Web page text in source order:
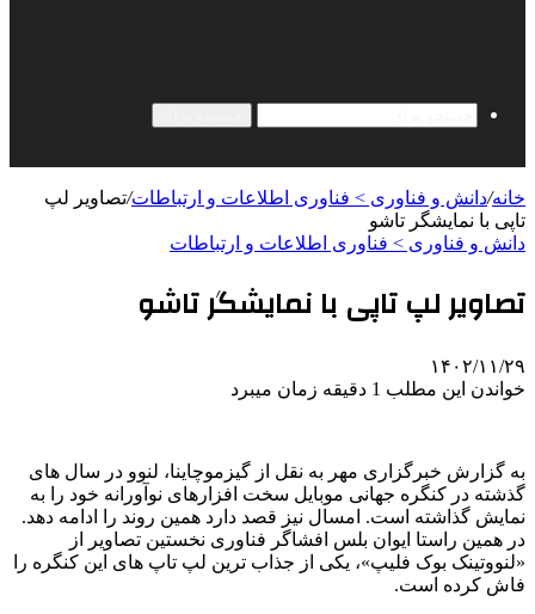
خانه/دانش و فناوری > فناوری اطلاعات و ارتباطات/تصاویر لپ
تاپی با نمایشگر تاشو
دانش و فناوری > فناوری اطلاعات و ارتباطات
تصاویر لپ تاپی با نمایشگر تاشو
۱۴۰۲/۱۱/۲۹
خواندن این مطلب 1 دقیقه زمان میبرد
به گزارش خبرگزاری مهر به نقل از گیزموچاینا، لنوو در سال های
گذشته در کنگره جهانی موبایل سخت افزارهای نوآورانه خود را به
نمایش گذاشته است. امسال نیز قصد دارد همین روند را ادامه دهد.
در همین راستا ایوان بلس افشاگر فناوری نخستین تصاویر از
«لنووتینک بوک فلیپ»، یکی از جذاب ترین لپ تاپ های این کنگره را
فاش کرده است.